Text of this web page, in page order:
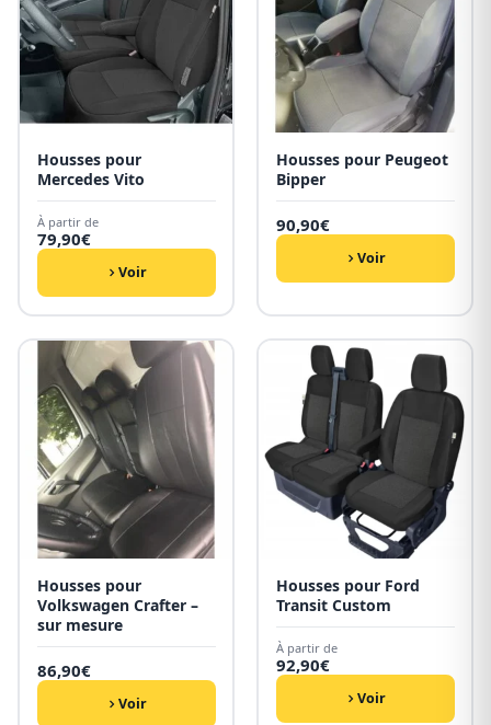
Housses pour
Mercedes Vito
À partir de
79,90€
Voir
Housses pour Peugeot
Bipper
90,90€
Voir
Housses pour
Volkswagen Crafter –
sur mesure
86,90€
Voir
Housses pour Ford
Transit Custom
À partir de
92,90€
Voir